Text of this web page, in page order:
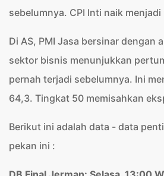
sebelumnya. CPI Inti naik menjadi
Di AS, PMI Jasa bersinar dengan
sektor bisnis menunjukkan
pernah terjadi sebelumnya. Ini
64,3. Tingkat 50 memisahkan
Berikut ini adalah data - data
pekan ini :